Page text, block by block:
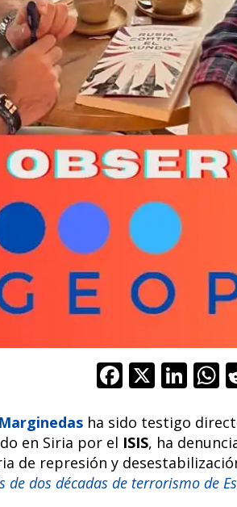
F
e
b
o
X Li
k
e
dI
ha sido testigo
en Siria por el ISIS, ha
de represión y
de dos décadas de terrorismo de